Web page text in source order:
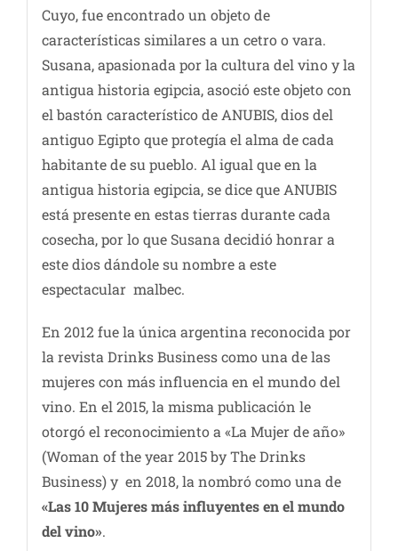
Cuyo, fue encontrado un objeto de
características similares a un cetro o vara.
Susana, apasionada por la cultura del vino y la
antigua historia egipcia, asoció este objeto con
el bastón característico de ANUBIS, dios del
antiguo Egipto que protegía el alma de cada
habitante de su pueblo. Al igual que en la
antigua historia egipcia, se dice que ANUBIS
está presente en estas tierras durante cada
cosecha, por lo que Susana decidió honrar a
este dios dándole su nombre a este
espectacular malbec.
En 2012 fue la única argentina reconocida por
la revista Drinks Business como una de las
mujeres con más influencia en el mundo del
vino. En el 2015, la misma publicación le
otorgó el reconocimiento a «La Mujer de año»
(Woman of the year 2015 by The Drinks
Business) y en 2018, la nombró como una de
«Las 10 Mujeres más influyentes en el mundo
del vino».